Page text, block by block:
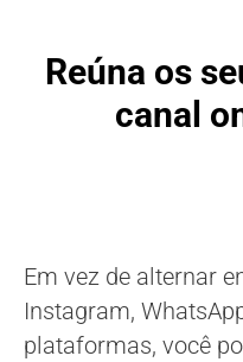
Reúna os
canal
Em vez de alternar
Instagram,
plataformas, você